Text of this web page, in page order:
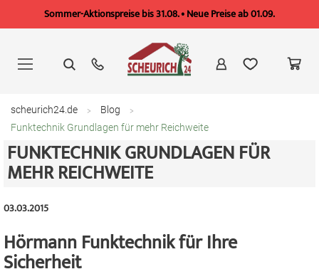
Sommer-Aktionspreise bis 31.08. • Neue Preise ab 01.09.
springen
scheurich24.de
Blog
Funktechnik Grundlagen für mehr Reichweite
FUNKTECHNIK GRUNDLAGEN FÜR
MEHR REICHWEITE
03.03.2015
Hörmann Funktechnik für Ihre
Sicherheit